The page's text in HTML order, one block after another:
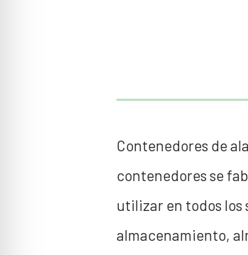
Contenedores de
contenedores se
utilizar en todos
almacenamiento,